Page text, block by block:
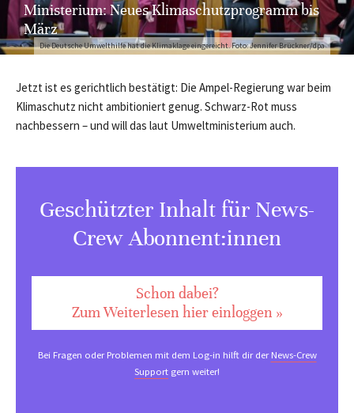
Die Deutsche Umwelthilfe hat die Klimaklage eingereicht. Foto: Jennifer Brückner/dpa
Ministerium: Neues Klimaschutzprogramm bis
März
Jetzt ist es gerichtlich bestätigt: Die Ampel-Regierung war beim
Klimaschutz nicht ambitioniert genug. Schwarz-Rot muss
nachbessern – und will das laut Umweltministerium auch.
Geschützter Inhalt für News-
Crew Abonnent:innen
Schon dabei?
Zum Weiterlesen hier einloggen »
Bei Fragen oder Problemen mit dem Log-in hilft dir derNews-Crew
Support gern weiter!